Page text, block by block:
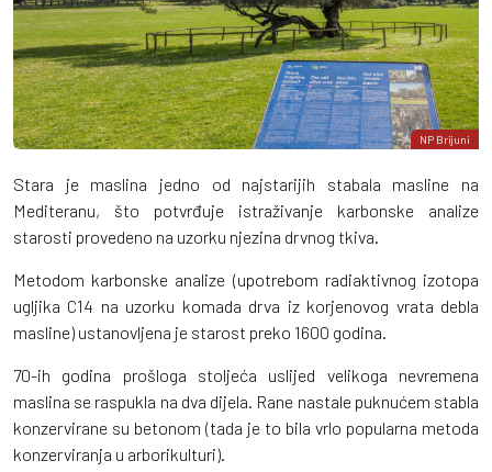
NP Brijuni
Stara je maslina jedno od najstarijih stabala masline na
Mediteranu, što potvrđuje istraživanje karbonske analize
starosti provedeno na uzorku njezina drvnog tkiva.
Metodom karbonske analize (upotrebom radiaktivnog izotopa
ugljika C14 na uzorku komada drva iz korjenovog vrata debla
masline) ustanovljena je starost preko 1600 godina.
70-ih godina prošloga stoljeća uslijed velikoga nevremena
maslina se raspukla na dva dijela. Rane nastale puknućem stabla
konzervirane su betonom (tada je to bila vrlo popularna metoda
konzerviranja u arborikulturi).